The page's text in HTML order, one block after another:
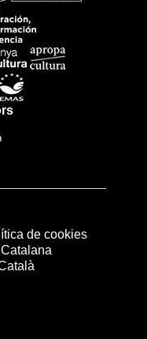
de cookies